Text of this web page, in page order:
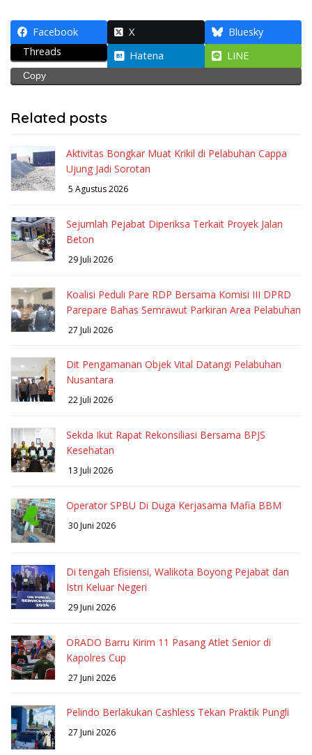
Facebook X
Bluesky
Threads
Hatena LINE
Copy
Related posts
Aktivitas Bongkar Muat Krikil di Pelabuhan Cappa
Ujung Jadi Sorotan
5 Agustus 2026
Sejumlah Pejabat Diperiksa Terkait Proyek Jalan
Beton
29 Juli 2026
Koalisi Peduli Pare RDP Bersama Komisi III DPRD
Parepare Bahas Semrawut Parkiran Area Pelabuhan
27 Juli 2026
Dit Pengamanan Objek Vital Datangi Pelabuhan
Nusantara
22 Juli 2026
Sekda Ikut Rapat Rekonsiliasi Bersama BPJS
Kesehatan
13 Juli 2026
Operator SPBU Di Duga Kerjasama Mafia BBM
30 Juni 2026
Di tengah Efisiensi, Walikota Boyong Pejabat dan
Istri Keluar Negeri
29 Juni 2026
ORADO Barru Kirim 11 Pasang Atlet Senior di
Kapolres Cup
27 Juni 2026
Pelindo Berlakukan Cashless Tekan Praktik Pungli
27 Juni 2026